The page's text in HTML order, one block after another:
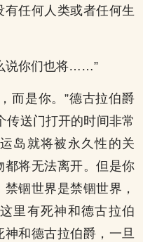
任何人类或者任何生
说你们也将……”
而是你。”德古拉伯爵
传送门打开的时间非常
岛就将被永久性的关
都将无法离开。但是你
锢世界是禁锢世界，
里有死神和德古拉伯
神和德古拉伯爵，一旦